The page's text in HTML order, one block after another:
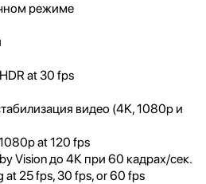
режиме
at 30 fps
видео (4K, 1080p и
at 120 fps
Vision до 4К при 60 кадрах/сек.
25 fps, 30 fps, or 60 fps